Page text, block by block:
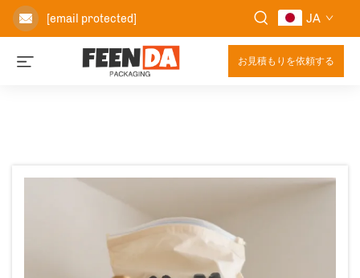
[email protected] JA
お見積もりを依頼する